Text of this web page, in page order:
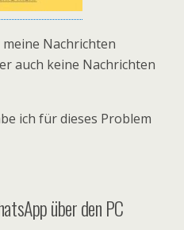
Nachrichten
auch keine Nachrichten
ich für dieses Problem
über den PC